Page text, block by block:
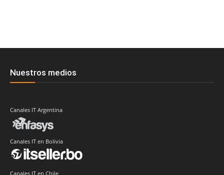
Nuestros medios
Canales IT Argentina
Canales IT en Bolivia
Canales IT en Chile